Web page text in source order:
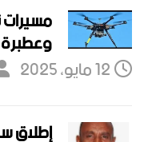
وعطبرة
12 مايو، 2025
إطلاق